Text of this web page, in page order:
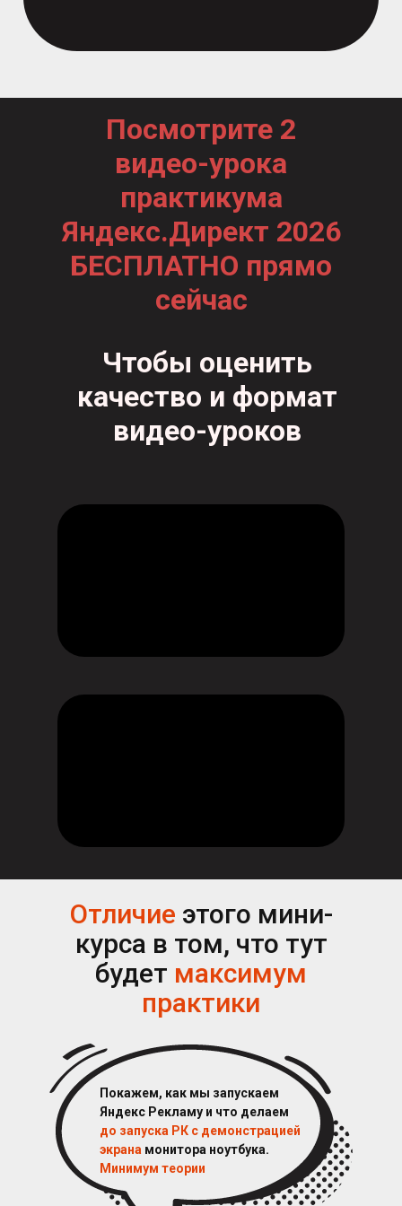
Посмотрите 2
видео-урока
практикума
Яндекс.Директ 2026
БЕСПЛАТНО прямо
сейчас
Чтобы оценить
качество и формат
видео-уроков
Отличие этого мини-
курса в том, что тут
будет максимум
практики
Покажем, как мы запускаем
Яндекс Рекламу и что делаем
до запуска РК с демонстрацией
экрана монитора ноутбука.
Минимум теории